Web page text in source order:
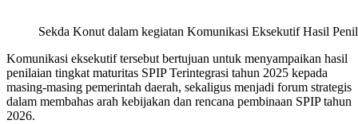
Sekda Konut dalam kegiatan Komunikasi Eksekutif Hasil
Komunikasi eksekutif tersebut bertujuan untuk menyampaikan hasil
penilaian tingkat maturitas SPIP Terintegrasi tahun 2025 kepada
masing-masing pemerintah daerah, sekaligus menjadi forum strategis
dalam membahas arah kebijakan dan rencana pembinaan SPIP tahun
2026.